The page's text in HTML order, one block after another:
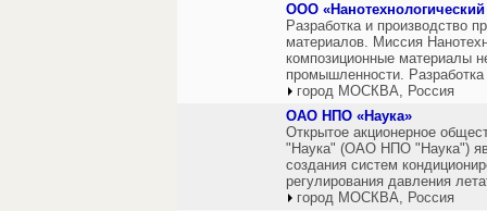
ООО
Разработка и производство
материалов. Миссия
композиционные материалы
промышленности.
город МОСКВА, Россия
ОАО НПО «Наука»
Открытое акционерное
"Наука" (ОАО НПО "Наука")
создания систем
регулирования давления
город МОСКВА, Россия